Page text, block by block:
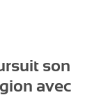
son
avec